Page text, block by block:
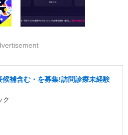
候補含む・を募集!訪問診療未経験
ク